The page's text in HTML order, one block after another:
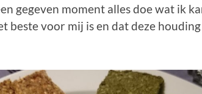
gegeven moment alles doe wat ik
beste voor mij is en dat deze